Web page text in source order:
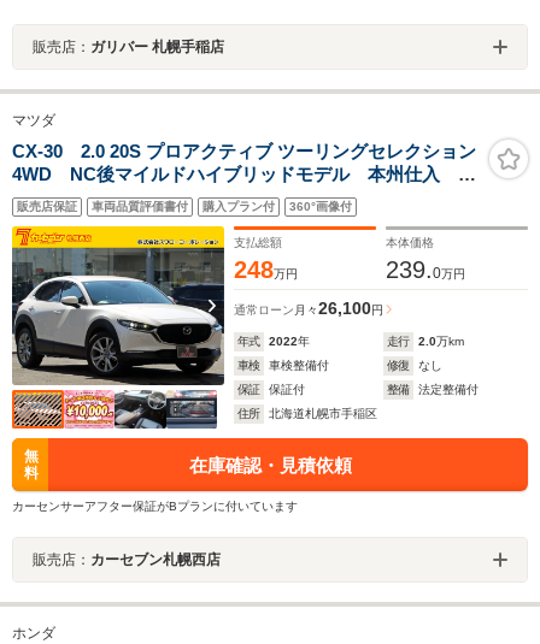
販売店： ガリバー 札幌手稲店
マツダ
CX-30 2.0 20S プロアクティブ ツーリングセレクション
4WD NC後マイルドハイブリッドモデル 本州仕入
360度セーフティPKG ブラックレザーPKG マツダコネク
ト8.8型ナビ&TV スマートブレーキサポート レーダークル
ーズ PWBドア シートヒーター ステアリングヒーター
販売店保証 車両品質評価書付 購入プラン付 360°画像付
支払総額
248万円
本体価格
239.0万円
通常ローン 月々26,100円
年式 2022年 走行 2.0万km
車検
車検整備付 修復
なし
保証
保証付 整備
法定整備付
住所
北海道札幌市手稲区
無
料
在庫確認・見積依頼
カーセンサーアフター保証がBプランに付いています
販売店： カーセブン札幌西店
ホンダ